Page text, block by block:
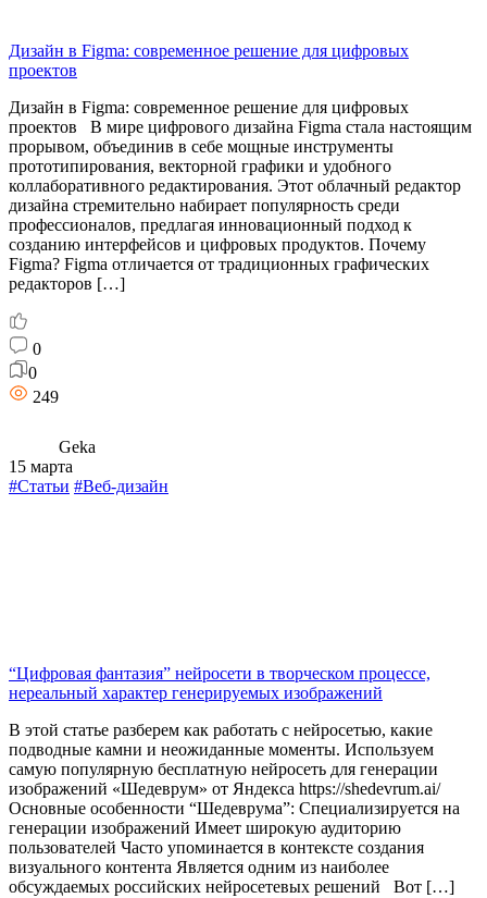
Дизайн в Figma: современное решение для цифровых
проектов
Дизайн в Figma: современное решение для цифровых
проектов В мире цифрового дизайна Figma стала настоящим
прорывом, объединив в себе мощные инструменты
прототипирования, векторной графики и удобного
коллаборативного редактирования. Этот облачный редактор
дизайна стремительно набирает популярность среди
профессионалов, предлагая инновационный подход к
созданию интерфейсов и цифровых продуктов. Почему
Figma? Figma отличается от традиционных графических
редакторов […]
0
0
249
Geka
15 марта
#Статьи #Веб-дизайн
“Цифровая фантазия” нейросети в творческом процессе,
нереальный характер генерируемых изображений
В этой статье разберем как работать с нейросетью, какие
подводные камни и неожиданные моменты. Используем
самую популярную бесплатную нейросеть для генерации
изображений «Шедеврум» от Яндекса https://shedevrum.ai/
Основные особенности “Шедеврума”: Специализируется на
генерации изображений Имеет широкую аудиторию
пользователей Часто упоминается в контексте создания
визуального контента Является одним из наиболее
обсуждаемых российских нейросетевых решений Вот […]